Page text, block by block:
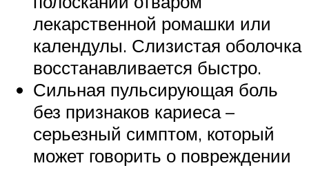
лекарственной ромашки или
календулы. Слизистая оболочка
восстанавливается быстро.
Сильная пульсирующая боль
без признаков кариеса –
серьезный симптом, который
может говорить о повреждении